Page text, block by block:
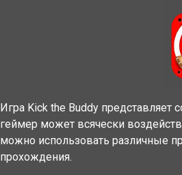
Игра Kick the Buddy представляет
геймер может всячески
можно использовать различные
прохождения.